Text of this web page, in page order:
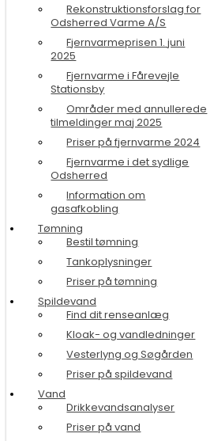
Rekonstruktionsforslag for
Odsherred Varme A/S
Fjernvarmeprisen 1. juni
2025
Fjernvarme i Fårevejle
Stationsby
Områder med annullerede
tilmeldinger maj 2025
Priser på fjernvarme 2024
Fjernvarme i det sydlige
Odsherred
Information om
gasafkobling
Tømning
Bestil tømning
Tankoplysninger
Priser på tømning
Spildevand
Find dit renseanlæg
Kloak- og vandledninger
Vesterlyng og Søgården
Priser på spildevand
Vand
Drikkevandsanalyser
Priser på vand